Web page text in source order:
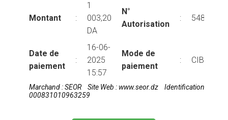
Montant :
1
003,20
DA
N°
Autorisation
: 548992
Date de
paiement
:
16-06-
2025
15:57
Mode de
paiement
: CIB /
Marchand : SEOR Site Web : www.seor.dz Identification fiscale
000831010963259